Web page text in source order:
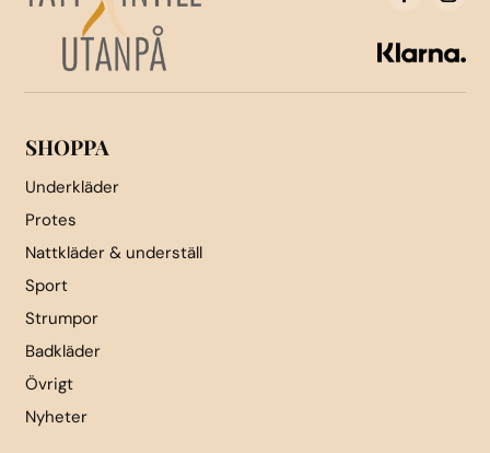
SHOPPA
Underkläder
Protes
Nattkläder & underställ
Sport
Strumpor
Badkläder
Övrigt
Nyheter